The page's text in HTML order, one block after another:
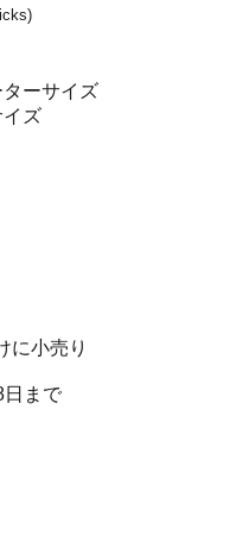
ーサイズ
ズ
に小売り
日まで